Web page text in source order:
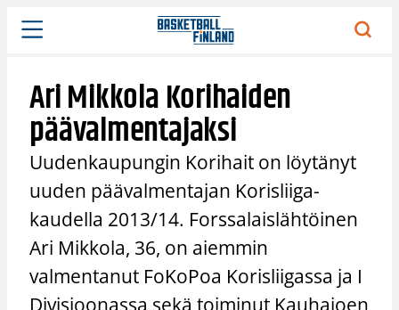
Siirry
sisältöön
Ari Mikkola Korihaiden
päävalmentajaksi
Uudenkaupungin Korihait on löytänyt
uuden päävalmentajan Korisliiga-
kaudella 2013/14. Forssalaislähtöinen
Ari Mikkola, 36, on aiemmin
valmentanut FoKoPoa Korisliigassa ja I
Divisioonassa sekä toiminut Kauhajoen